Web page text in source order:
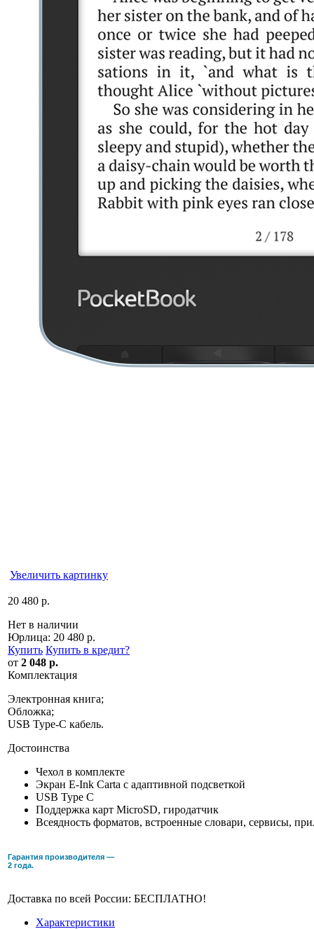
Увеличить картинку
20 480 р.
Нет в наличии
Юрлица: 20 480 р.
Купить Купить в кредит?
от 2 048 р.
Комплектация
Электронная книга;
Обложка;
USB Type-C кабель.
Достоинства
Чехол в комплекте
Экран E-Ink Carta с адаптивной подсветкой
USB Type C
Поддержка карт MicroSD, гиродатчик
Всеядность форматов, встроенные словари, сервисы,
Гарантия производителя —
2 года.
Доставка по всей России: БЕСПЛАТНО!
Характеристики